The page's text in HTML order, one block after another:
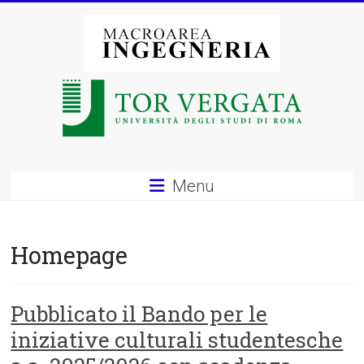
Macroarea
degli
di
Roma
Menu
Homepage
Pubblicato il Bando per le
iniziative culturali studentesche